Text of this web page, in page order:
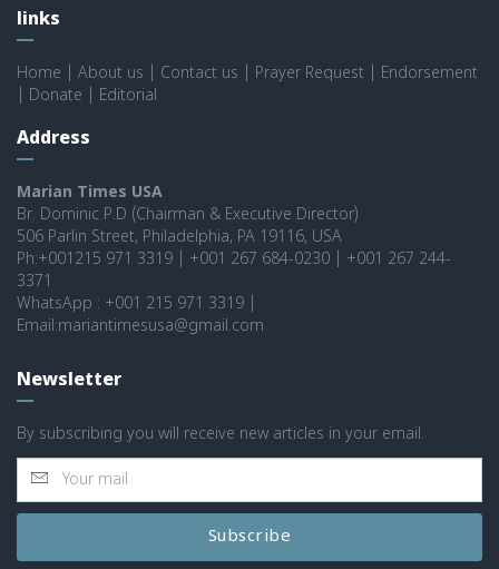
links
Home About us Contact us Prayer Request
Endorsement
Donate Editorial
Address
Marian Times USA
Br. Dominic P.D (Chairman & Executive Director)
506 Parlin Street, Philadelphia, PA 19116, USA
Ph:+001215 971 3319 | +001 267 684-0230 | +001 267 244-
3371
WhatsApp : +001 215 971 3319 |
Email:mariantimesusa@gmail.com
Newsletter
By subscribing you will receive new articles in your email.
Subscribe